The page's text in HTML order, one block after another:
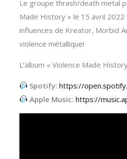
Le groupe thrash/death metal
Made History » le 15 avril 2022
influences de Kreator, Morbid
violence métallique!
L’album « Violence Made
Spotify:https://
Apple Music:https://